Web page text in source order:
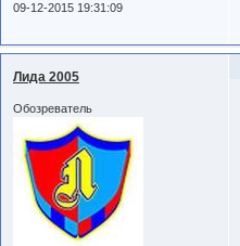
09-12-2015 19:31:09
Лида 2005
Обозреватель